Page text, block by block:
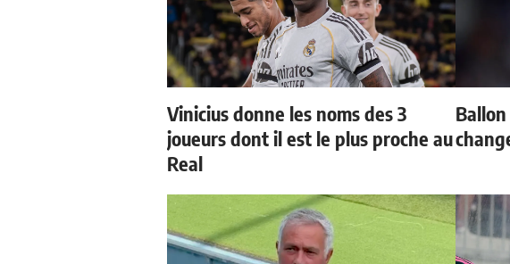
Vinicius donne les noms des 3
joueurs dont il est le plus proche au
Real